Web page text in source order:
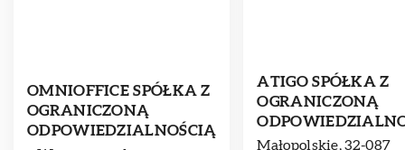
OMNIOFFICE SPÓŁKA Z
OGRANICZONĄ
ODPOWIEDZIALNOŚCIĄ
ATIGO SPÓŁKA Z
OGRANICZONĄ
Małopolskie, 32-087